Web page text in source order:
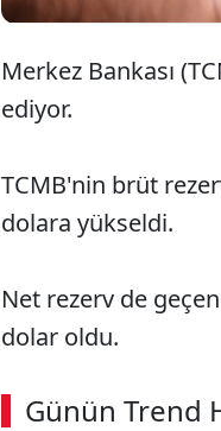
Merkez Bankası
ediyor.
TCMB'nin brüt
dolara yükseldi.
Net rezerv de
dolar oldu.
Günün Trend